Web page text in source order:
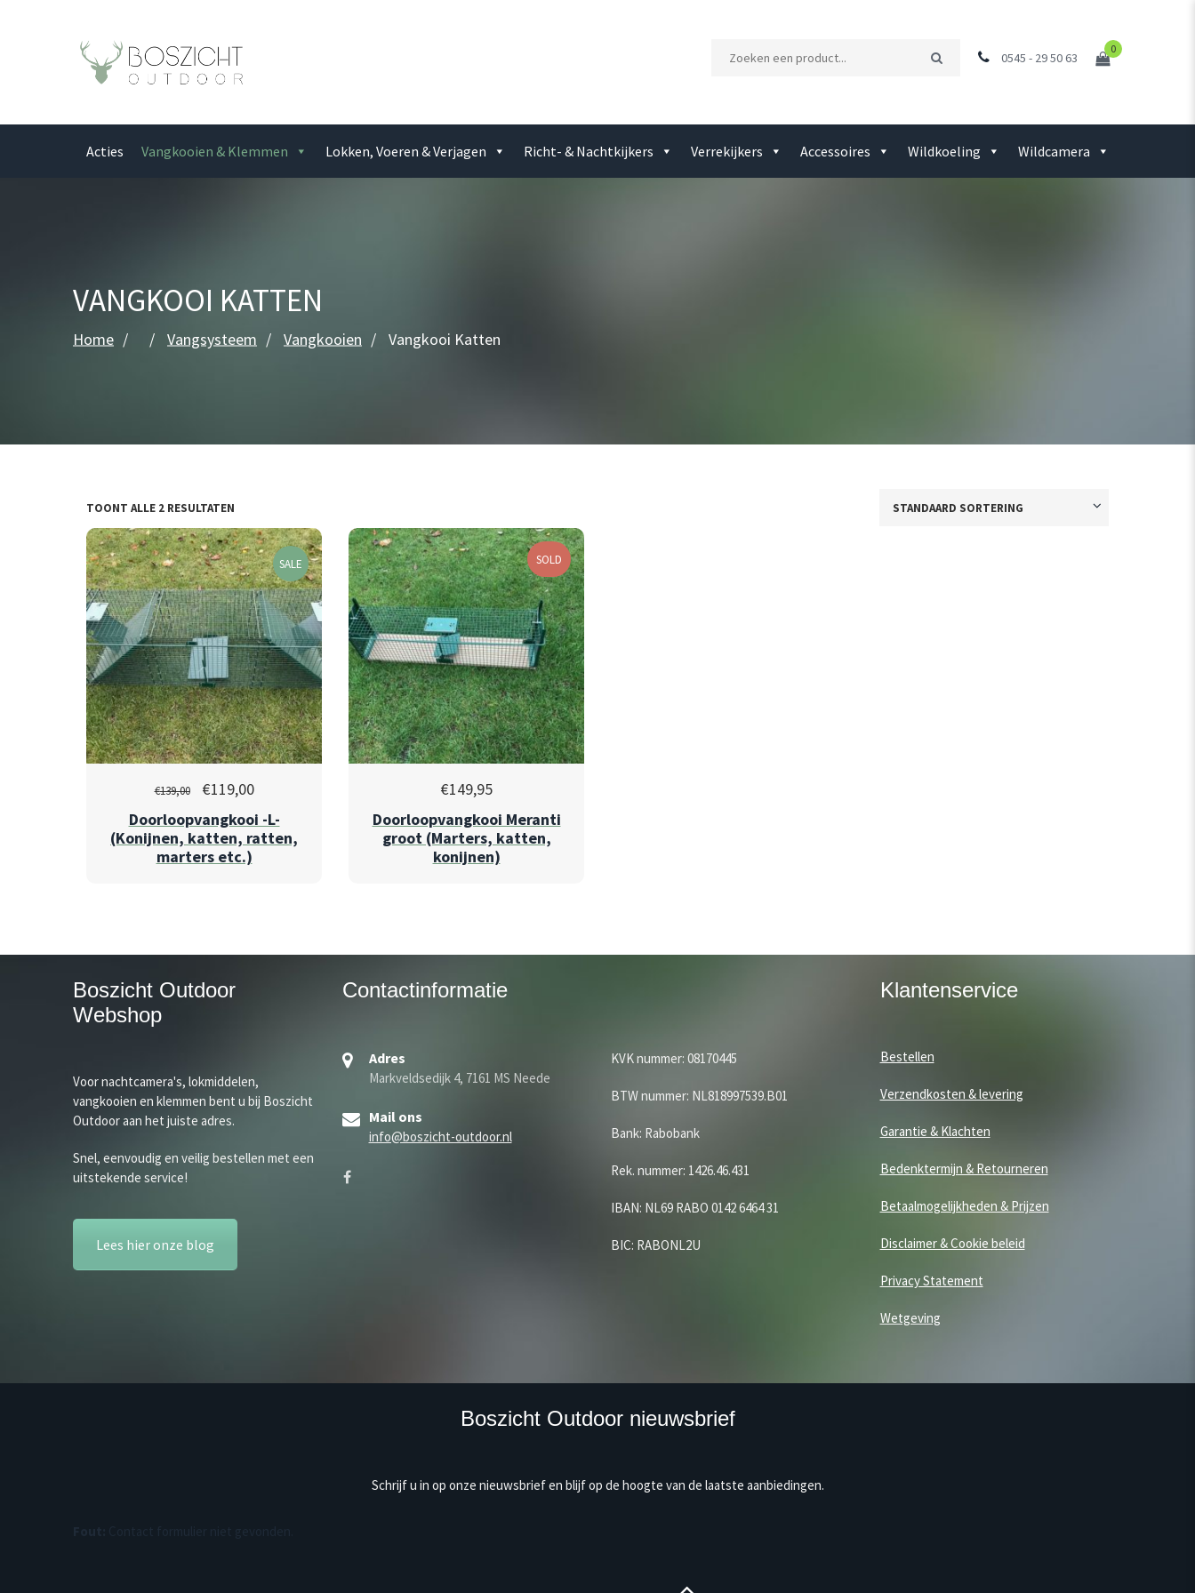
0545 - 29 50 63
0
Acties Vangkooien & Klemmen Lokken, Voeren & Verjagen Richt- & Nachtkijkers Verrekijkers Accessoires Wildkoeling Wildcamera
VANGKOOI KATTEN
Home Vangsysteem Vangkooien Vangkooi Katten
TOONT ALLE 2 RESULTATEN
SALE
€139,00 €119,00
Doorloopvangkooi -L-
(Konijnen, katten, ratten,
marters etc.)
SOLD
€149,95
Doorloopvangkooi Meranti
groot (Marters, katten,
konijnen)
Boszicht Outdoor
Webshop
Voor nachtcamera's, lokmiddelen,
vangkooien en klemmen bent u bij Boszicht
Outdoor aan het juiste adres.
Snel, eenvoudig en veilig bestellen met een
uitstekende service!
Lees hier onze blog
Contactinformatie
Adres
Markveldsedijk 4, 7161 MS Neede
Mail ons
info@boszicht-outdoor.nl
KVK nummer: 08170445
BTW nummer: NL818997539.B01
Bank: Rabobank
Rek. nummer: 1426.46.431
IBAN: NL69 RABO 0142 6464 31
BIC: RABONL2U
Klantenservice
Bestellen
Verzendkosten & levering
Garantie & Klachten
Bedenktermijn & Retourneren
Betaalmogelijkheden & Prijzen
Disclaimer & Cookie beleid
Privacy Statement
Wetgeving
Boszicht Outdoor nieuwsbrief
Schrijf u in op onze nieuwsbrief en blijf op de hoogte van de laatste aanbiedingen.